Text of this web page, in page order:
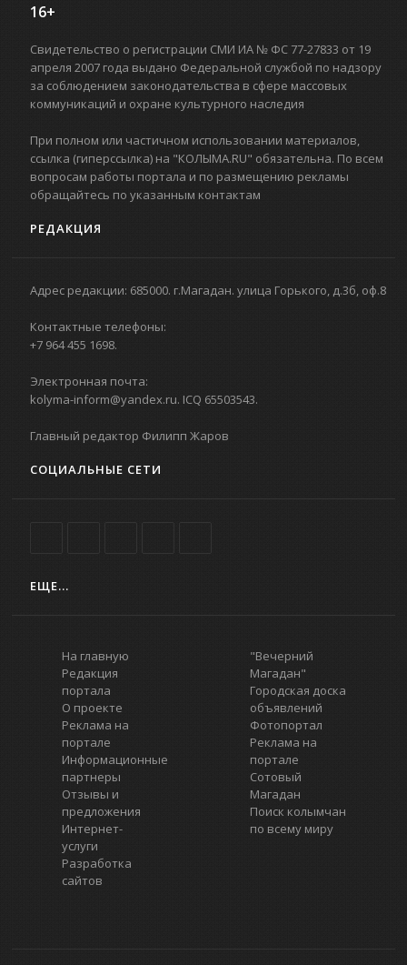
16+
Свидетельство о регистрации СМИ ИА № ФС 77-27833 от 19
апреля 2007 года выдано Федеральной службой по надзору
за соблюдением законодательства в сфере массовых
коммуникаций и охране культурного наследия
При полном или частичном использовании материалов,
ссылка (гиперссылка) на "КОЛЫМА.RU" обязательна. По всем
вопросам работы портала и по размещению рекламы
обращайтесь по указанным контактам
РЕДАКЦИЯ
Адрес редакции: 685000. г.Магадан. улица Горького, д.3б, оф.8
Контактные телефоны:
+7 964 455 1698.
Электронная почта:
kolyma-inform@yandex.ru. ICQ 65503543.
Главный редактор Филипп Жаров
СОЦИАЛЬНЫЕ СЕТИ
ЕЩЕ...
На главную
Редакция
портала
О проекте
Реклама на
портале
Информационные
партнеры
Отзывы и
предложения
Интернет-
услуги
Разработка
сайтов
"Вечерний
Магадан"
Городская доска
объявлений
Фотопортал
Реклама на
портале
Сотовый
Магадан
Поиск колымчан
по всему миру